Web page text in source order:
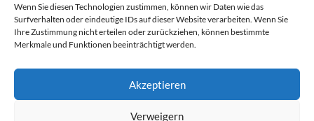
Wenn Sie diesen Technologien zustimmen, können wir Daten wie das
Surfverhalten oder eindeutige IDs auf dieser Website verarbeiten. Wenn Sie
Ihre Zustimmung nicht erteilen oder zurückziehen, können bestimmte
Merkmale und Funktionen beeinträchtigt werden.
Akzeptieren
Verweigern
LATEST UPDATES